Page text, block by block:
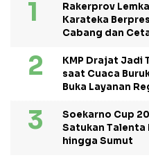
Rakerprov
Karateka
Cabang dan
KMP Drajat Jadi
saat Cuaca
Buka Layanan
Soekarno Cup
Satukan Talenta
hingga Sumut